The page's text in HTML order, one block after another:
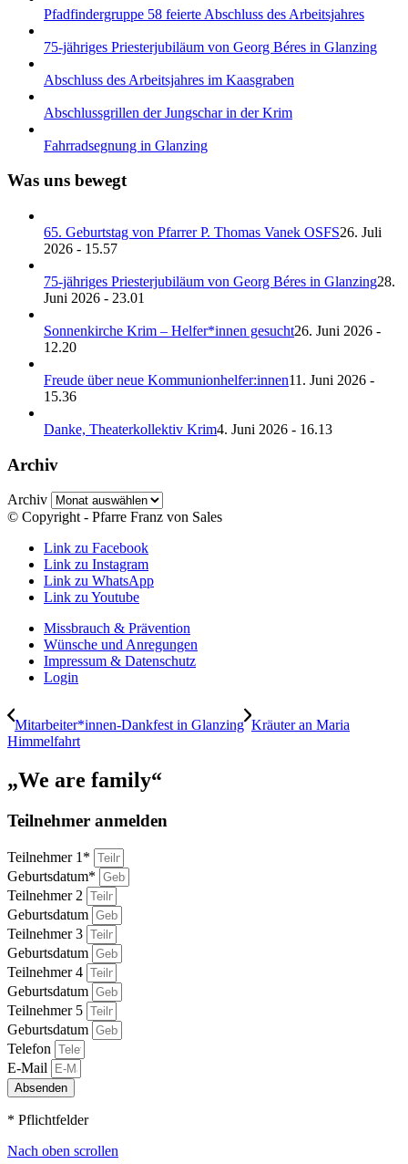
Pfadfindergruppe 58 feierte Abschluss des Arbeitsjahres
75-jähriges Priesterjubiläum von Georg Béres in Glanzing
Abschluss des Arbeitsjahres im Kaasgraben
Abschlussgrillen der Jungschar in der Krim
Fahrradsegnung in Glanzing
Was uns bewegt
65. Geburtstag von Pfarrer P. Thomas Vanek OSFS26. Juli
2026 - 15.57
75-jähriges Priesterjubiläum von Georg Béres in Glanzing28.
Juni 2026 - 23.01
Sonnenkirche Krim – Helfer*innen gesucht26. Juni 2026 -
12.20
Freude über neue Kommunionhelfer:innen11. Juni 2026 -
15.36
Danke, Theaterkollektiv Krim4. Juni 2026 - 16.13
Archiv
Archiv
© Copyright - Pfarre Franz von Sales
Link zu Facebook
Link zu Instagram
Link zu WhatsApp
Link zu Youtube
Missbrauch & Prävention
Wünsche und Anregungen
Impressum & Datenschutz
Login
Mitarbeiter*innen-Dankfest in Glanzing Kräuter an Maria
Himmelfahrt
„We are family“
Teilnehmer anmelden
Teilnehmer 1*
Geburtsdatum*
Teilnehmer 2
Geburtsdatum
Teilnehmer 3
Geburtsdatum
Teilnehmer 4
Geburtsdatum
Teilnehmer 5
Geburtsdatum
Telefon
E-Mail
Absenden
* Pflichtfelder
Nach oben scrollen